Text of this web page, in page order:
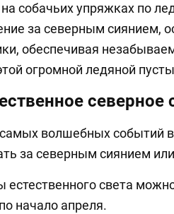
собачьих упряжках по
за северным сиянием,
обеспечивая
огромной ледяной
северное
волшебных событий
за северным сиянием
естественного света
начало апреля.